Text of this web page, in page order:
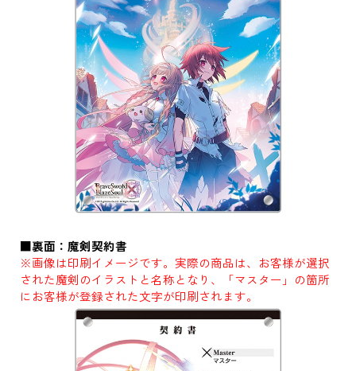
■裏面：魔剣契約書
※画像は印刷イメージです。実際の商品は、お客様が選択
された魔剣のイラストと名称となり、「マスター」の箇所
にお客様が登録された文字が印刷されます。